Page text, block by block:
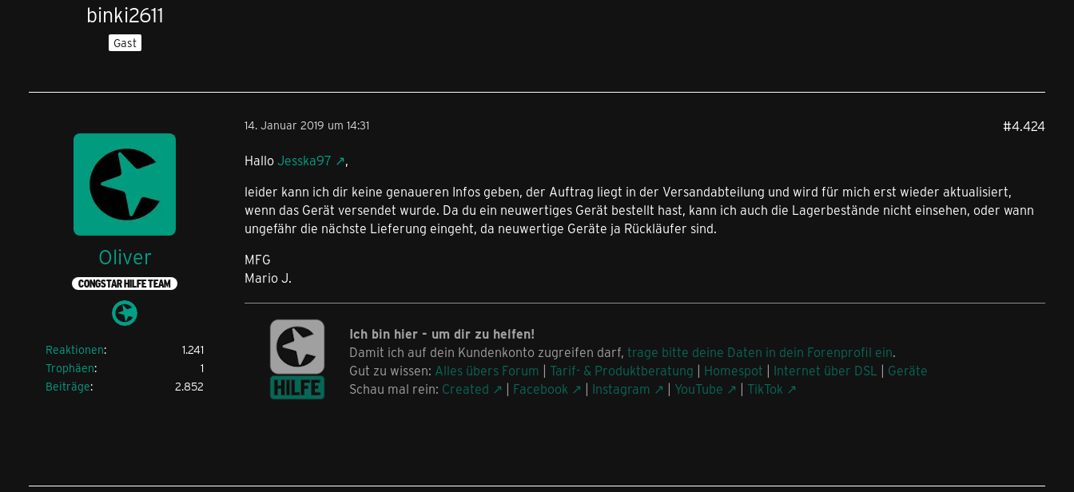
binki2611
Gast
Oliver
CONGSTAR HILFE TEAM
Reaktionen
1.241
Trophäen
1
Beiträge
2.852
14. Januar 2019 um 14:31 #4.424
HalloJesska97
,
leider kann ich dir keine genaueren Infos geben, der Auftrag liegt in der Versandabteilung und wird für mich erst wieder aktualisiert,
wenn das Gerät versendet wurde. Da du ein neuwertiges Gerät bestellt hast, kann ich auch die Lagerbestände nicht einsehen, oder wann
ungefähr die nächste Lieferung eingeht, da neuwertige Geräte ja Rückläufer sind.
MFG
Mario J.
Ich bin hier - um dir zu helfen!
Damit ich auf dein Kundenkonto zugreifen darf, trage bitte deine Daten in dein Forenprofil ein.
Gut zu wissen: Alles übers Forum | Tarif- & Produktberatung | Homespot | Internet über DSL | Geräte
Schau mal rein: Created | Facebook | Instagram | YouTube | TikTok